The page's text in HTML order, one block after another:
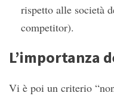
rispetto alle società
competitor).
L’importanza
Vi è poi un criterio